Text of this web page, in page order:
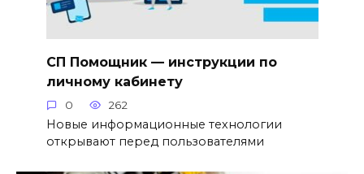
СП Помощник — инструкции по
личному кабинету
0 262
Новые информационные технологии
открывают перед пользователями